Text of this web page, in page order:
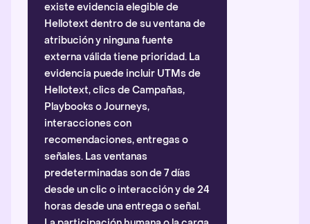
existe evidencia elegible de
Hellotext dentro de su ventana de
atribución y ninguna fuente
externa válida tiene prioridad. La
evidencia puede incluir UTMs de
Hellotext, clics de Campañas,
Playbooks o Journeys,
interacciones con
recomendaciones, entregas o
señales. Las ventanas
predeterminadas son de 7 días
desde un clic o interacción y de 24
horas desde una entrega o señal.